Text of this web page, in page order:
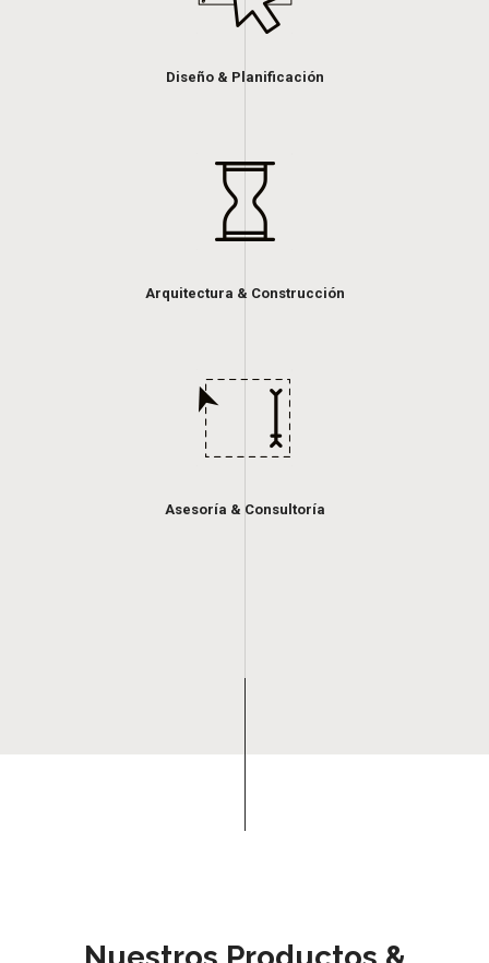
Diseño & Planificación
Arquitectura & Construcción
Asesoría & Consultoría